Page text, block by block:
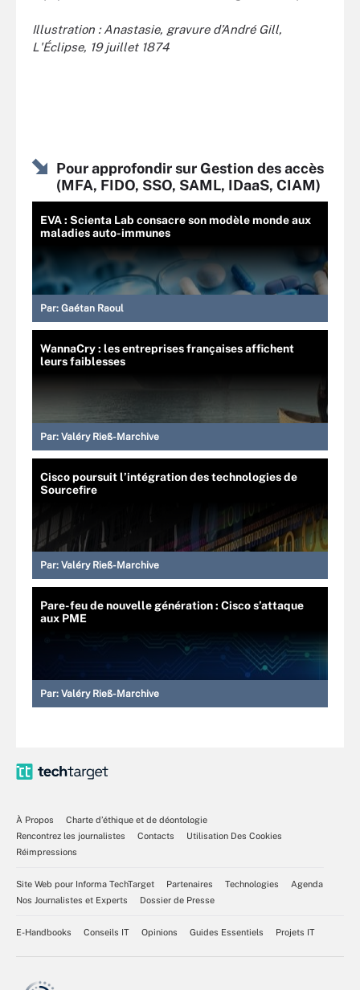
Illustration : Anastasie, gravure d’André Gill,
L'Éclipse, 19 juillet 1874
Pour approfondir sur Gestion des accès
(MFA, FIDO, SSO, SAML, IDaaS, CIAM)
EVA : Scienta Lab consacre son modèle monde aux
maladies auto-immunes
Par: Gaétan Raoul
WannaCry : les entreprises françaises affichent
leurs faiblesses
Par: Valéry Rieß-Marchive
Cisco poursuit l’intégration des technologies de
Sourcefire
Par: Valéry Rieß-Marchive
Pare-feu de nouvelle génération : Cisco s’attaque
aux PME
Par: Valéry Rieß-Marchive
À Propos
Charte d’éthique et de déontologie
Rencontrez les journalistes
Contacts
Utilisation Des Cookies
Réimpressions
Site Web pour Informa TechTarget Partenaires Technologies
Agenda
Nos Journalistes et Experts
Dossier de Presse
E-Handbooks Conseils IT Opinions Guides Essentiels Projets IT